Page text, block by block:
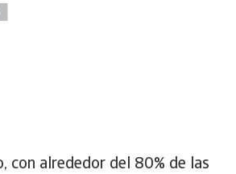
con alrededor del 80% de las